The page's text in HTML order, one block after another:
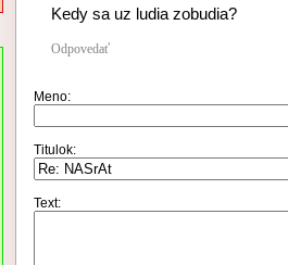
Kedy sa uz ludia zobudia?
Odpovedať
Meno:
Titulok:
Text: